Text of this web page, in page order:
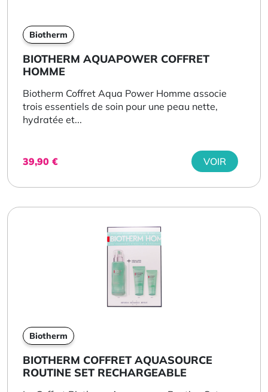
Biotherm
BIOTHERM AQUAPOWER COFFRET
HOMME
Biotherm Coffret Aqua Power Homme associe
trois essentiels de soin pour une peau nette,
hydratée et...
39,90 € VOIR
Biotherm
BIOTHERM COFFRET AQUASOURCE
ROUTINE SET RECHARGEABLE